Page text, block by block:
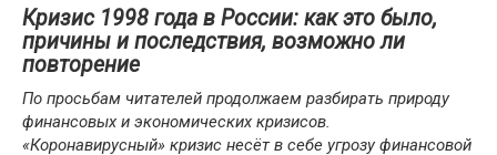
Кризис 1998 года в России: как это было,
причины и последствия, возможно ли
повторение
По просьбам читателей продолжаем разбирать природу
финансовых и экономических кризисов.
«Коронавирусный» кризис несёт в себе угрозу финансовой